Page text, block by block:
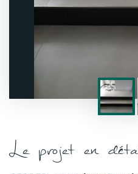
Le projet en